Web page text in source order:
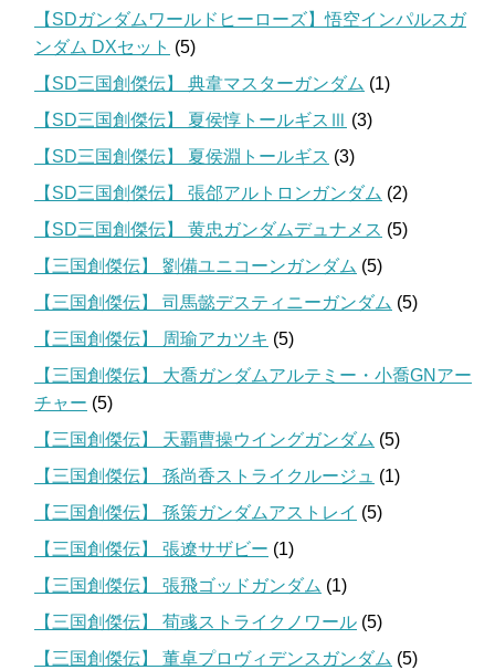
【SDガンダムワールドヒーローズ】悟空インパルスガ
ンダム DXセット (5)
【SD三国創傑伝】 典韋マスターガンダム (1)
【SD三国創傑伝】 夏侯惇トールギスⅢ (3)
【SD三国創傑伝】 夏侯淵トールギス (3)
【SD三国創傑伝】 張郃アルトロンガンダム (2)
【SD三国創傑伝】 黄忠ガンダムデュナメス (5)
【三国創傑伝】 劉備ユニコーンガンダム (5)
【三国創傑伝】 司馬懿デスティニーガンダム (5)
【三国創傑伝】 周瑜アカツキ (5)
【三国創傑伝】 大喬ガンダムアルテミー・小喬GNアー
チャー (5)
【三国創傑伝】 天覇曹操ウイングガンダム (5)
【三国創傑伝】 孫尚香ストライクルージュ (1)
【三国創傑伝】 孫策ガンダムアストレイ (5)
【三国創傑伝】 張遼サザビー (1)
【三国創傑伝】 張飛ゴッドガンダム (1)
【三国創傑伝】 荀彧ストライクノワール (5)
【三国創傑伝】 董卓プロヴィデンスガンダム (5)